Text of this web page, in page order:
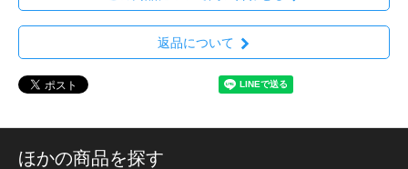
返品について
ほかの商品を探す